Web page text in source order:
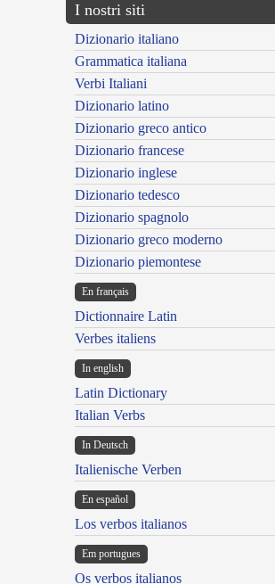
I nostri siti
Dizionario italiano
Grammatica italiana
Verbi Italiani
Dizionario latino
Dizionario greco antico
Dizionario francese
Dizionario inglese
Dizionario tedesco
Dizionario spagnolo
Dizionario greco moderno
Dizionario piemontese
En français
Dictionnaire Latin
Verbes italiens
In english
Latin Dictionary
Italian Verbs
In Deutsch
Italienische Verben
En español
Los verbos italianos
Em portugues
Os verbos italianos